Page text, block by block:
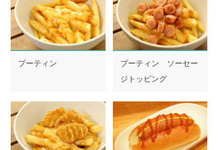
園内マップ よくある質問
アトラクション待ち時間
お得な会員特典!
よみランCLUBとは？
プーティン
プーティン ソーセー
ジトッピング